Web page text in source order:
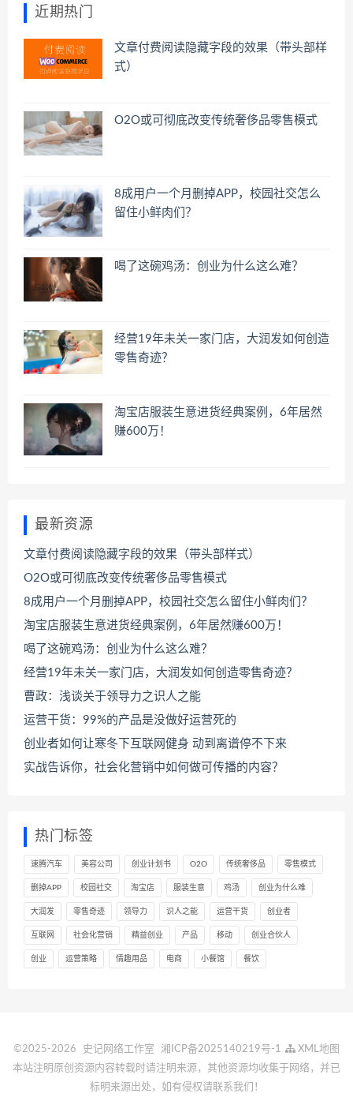
近期热门
文章付费阅读隐藏字段的效果（带头部样
式）
O2O或可彻底改变传统奢侈品零售模式
8成用户一个月删掉APP，校园社交怎么
留住小鲜肉们？
喝了这碗鸡汤：创业为什么这么难？
经营19年未关一家门店，大润发如何创造
零售奇迹？
淘宝店服装生意进货经典案例，6年居然
赚600万！
最新资源
文章付费阅读隐藏字段的效果（带头部样式）
O2O或可彻底改变传统奢侈品零售模式
8成用户一个月删掉APP，校园社交怎么留住小鲜肉们？
淘宝店服装生意进货经典案例，6年居然赚600万！
喝了这碗鸡汤：创业为什么这么难？
经营19年未关一家门店，大润发如何创造零售奇迹？
曹政：浅谈关于领导力之识人之能
运营干货：99%的产品是没做好运营死的
创业者如何让寒冬下互联网健身 动到离谱停不下来
实战告诉你，社会化营销中如何做可传播的内容？
热门标签
速腾汽车 美容公司 创业计划书 O2O 传统奢侈品 零售模式
删掉APP 校园社交 淘宝店 服装生意 鸡汤 创业为什么难
大润发 零售奇迹 领导力 识人之能 运营干货 创业者
互联网 社会化营销 精益创业 产品 移动 创业合伙人
创业 运营策略 情趣用品 电商 小餐馆 餐饮
©2025-2026 史记网络工作室 湘ICP备2025140219号-1
XML地图
本站注明原创资源内容转载时请注明来源，其他资源均收集于网络，并已
标明来源出处，如有侵权请联系我们！